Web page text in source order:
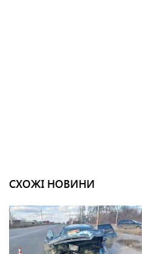
СХОЖІ НОВИНИ